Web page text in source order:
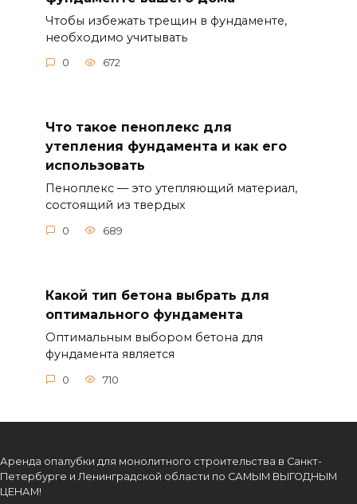
Чтобы избежать трещин в фундаменте,
необходимо учитывать
0 672
Что такое пеноплекс для
утепления фундамента и как его
использовать
Пеноплекс — это утепляющий материал,
состоящий из твердых
0 689
Какой тип бетона выбрать для
оптимального фундамента
Оптимальным выбором бетона для
фундамента является
0 710
Аренда опалубки для монолитного строительства в Санкт-
Петербурге и Ленинградской области по САМЫМ ВЫГОДНЫМ
ЦЕНАМ!